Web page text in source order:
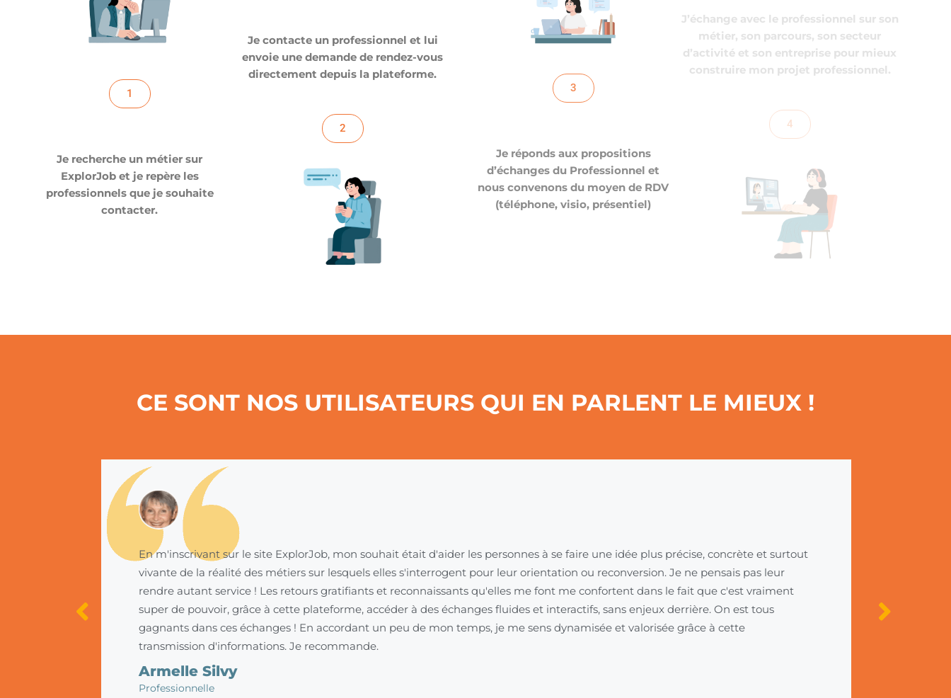
1
Je recherche un métier sur
ExplorJob et je repère les
professionnels que je souhaite
contacter.
Je contacte un professionnel et lui
envoie une demande de rendez-vous
directement depuis la plateforme.
2
3
Je réponds aux propositions
d’échanges du Professionnel et
nous convenons du moyen de RDV
(téléphone, visio, présentiel)
J’échange avec le professionnel sur son
métier, son parcours, son secteur
d’activité et son entreprise pour mieux
construire mon projet professionnel.
4
CE SONT NOS UTILISATEURS QUI EN PARLENT LE MIEUX !
En m'inscrivant sur le site ExplorJob, mon souhait était d'aider les personnes à se faire une idée plus précise, concrète et surtout
vivante de la réalité des métiers sur lesquels elles s'interrogent pour leur orientation ou reconversion. Je ne pensais pas leur
rendre autant service ! Les retours gratifiants et reconnaissants qu'elles me font me confortent dans le fait que c'est vraiment
super de pouvoir, grâce à cette plateforme, accéder à des échanges fluides et interactifs, sans enjeux derrière. On est tous
gagnants dans ces échanges ! En accordant un peu de mon temps, je me sens dynamisée et valorisée grâce à cette
transmission d'informations. Je recommande.
Armelle Silvy
Professionnelle
ExplorJob.